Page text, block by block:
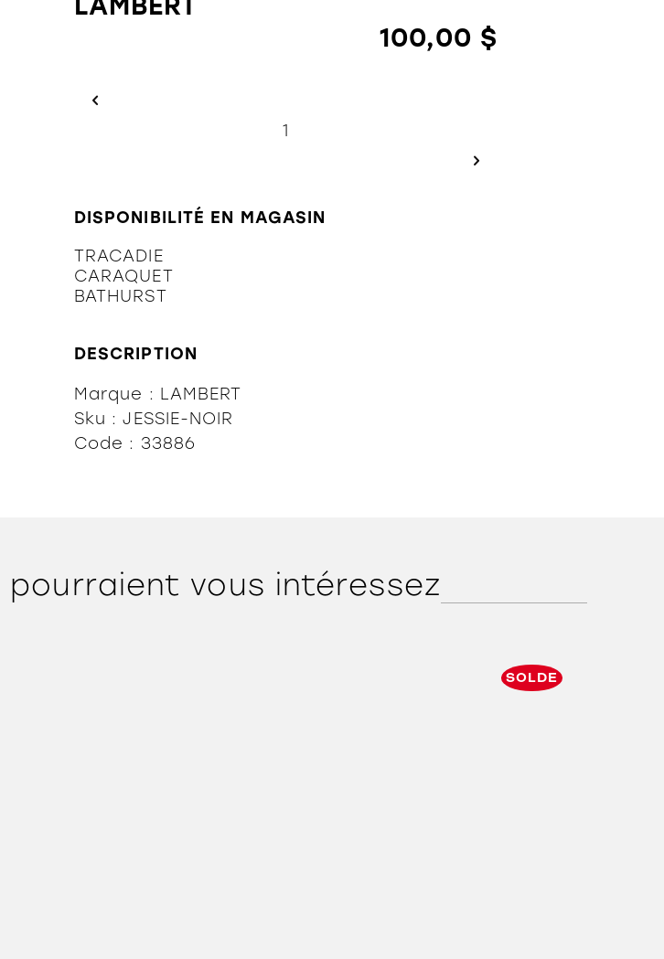
100,00 $
DISPONIBILITÉ EN MAGASIN
TRACADIE
CARAQUET
BATHURST
DESCRIPTION
Marque : LAMBERT
Sku : JESSIE-NOIR
Code : 33886
vous intéressez
SOLDE